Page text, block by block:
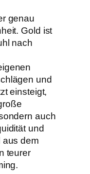
genau
Gold ist
nach
und
einsteigt,
auch
und
aus dem
teurer